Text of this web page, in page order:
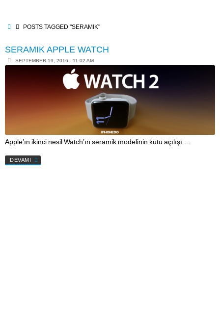
contentHOMEPOSTS TAGGED "SERAMIK"
SERAMIK APPLE WATCH
SEPTEMBER 19, 2016 - 11:02 AM
Apple’ın ikinci nesil Watch’ın seramik modelinin kutu açılışı …
DEVAMI